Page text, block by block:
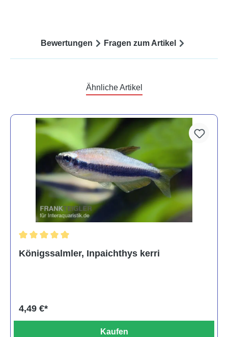
Bewertungen Fragen zum Artikel
Ähnliche Artikel
Königssalmler, Inpaichthys kerri
4,49 €*
Kaufen